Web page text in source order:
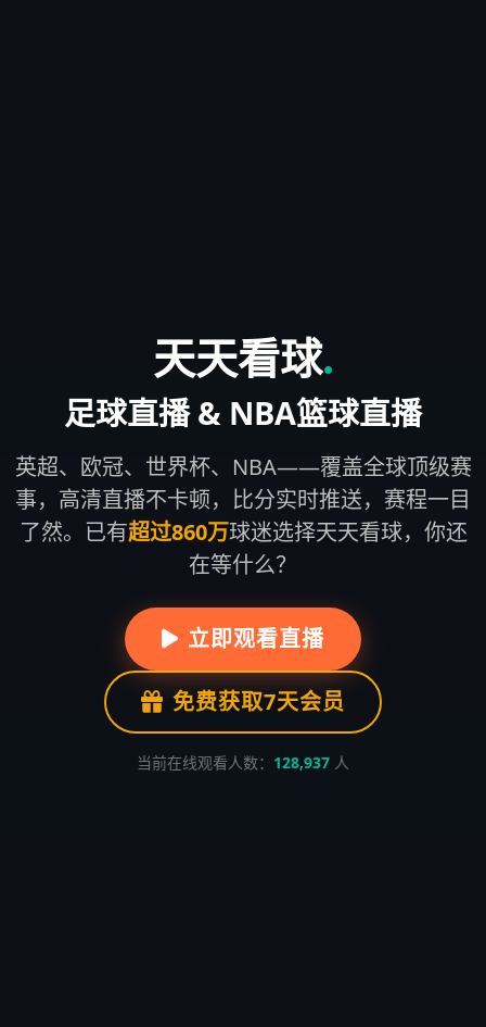
天天看球.
足球直播 & NBA篮球直播
英超、欧冠、世界杯、NBA——覆盖全球顶级赛
事，高清直播不卡顿，比分实时推送，赛程一目
了然。已有超过860万球迷选择天天看球，你还
在等什么？
立即观看直播
免费获取7天会员
当前在线观看人数： 128,937 人